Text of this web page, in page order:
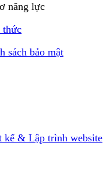
năng lực
thức
sách bảo mật
kế & Lập trình website